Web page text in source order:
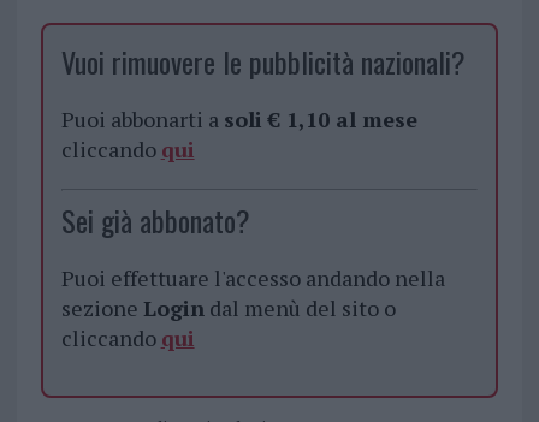
Vuoi rimuovere le pubblicità nazionali?
Puoi abbonarti a soli € 1,10 al mese
cliccando qui
Sei già abbonato?
Puoi effettuare l'accesso andando nella
sezione Logindal menù del sito o
cliccando qui